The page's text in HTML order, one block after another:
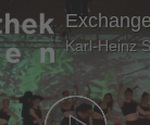
Karl-Heinz